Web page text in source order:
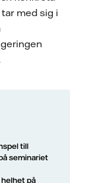
med sig i
till
seminariet
på